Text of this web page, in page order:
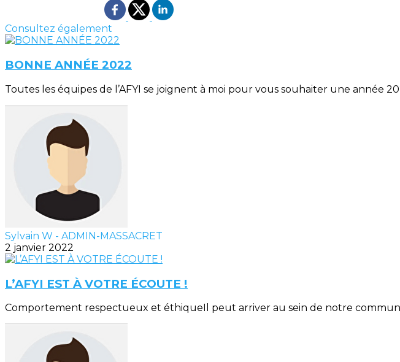
Consultez également
BONNE ANNÉE 2022
Toutes les équipes de l’AFYI se joignent à moi pour vous souhaiter une année
Sylvain W - ADMIN-MASSACRET
2 janvier 2022
L’AFYI EST À VOTRE ÉCOUTE !
Comportement respectueux et éthiqueIl peut arriver au sein de notre